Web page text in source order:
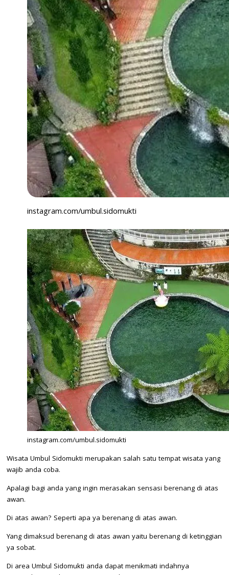
instagram.com/umbul.sidomukti
instagram.com/umbul.sidomukti
Wisata Umbul Sidomukti merupakan salah satu tempat wisata yang
wajib anda coba.
Apalagi bagi anda yang ingin merasakan sensasi berenang di atas
awan.
Di atas awan? Seperti apa ya berenang di atas awan.
Yang dimaksud berenang di atas awan yaitu berenang di ketinggian
ya sobat.
Di area Umbul Sidomukti anda dapat menikmati indahnya